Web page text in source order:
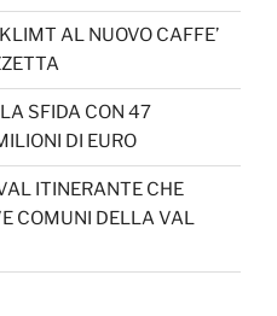
AL NUOVO CAFFE’
SFIDA CON 47
DI EURO
ITINERANTE CHE
COMUNI DELLA VAL